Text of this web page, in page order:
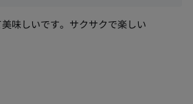
味しいです。サクサクで楽しい